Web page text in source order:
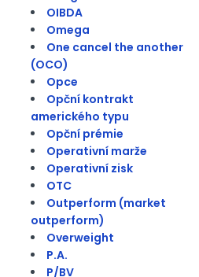
OIBDA
Omega
One cancel the another
(OCO)
Opce
Opční kontrakt
amerického typu
Opční prémie
Operativní marže
Operativní zisk
OTC
Outperform (market
outperform)
Overweight
P.A.
P/BV